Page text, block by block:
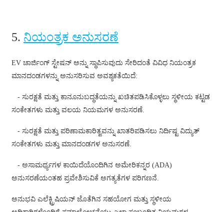
Türkçe
հայերեն
Kurmancî
O'zbek
5. ನಿಯಂತ್ರಕ ಅನುಸರಣೆ
EV ಚಾರ್ಜಿಂಗ್ ಸ್ಟೇಷನ್ ಅನ್ನು ಸ್ಥಾಪಿಸುವುದು ಸೇರಿದಂತೆ ವಿವಿಧ ನಿಯಂತ್ರಕ
ಮಾನದಂಡಗಳನ್ನು ಅನುಸರಿಸುವ ಅವಶ್ಯಕತೆಯಿದೆ:
- ಸುರಕ್ಷತೆ ಮತ್ತು ಕಾನೂನುಬದ್ಧತೆಯನ್ನು ಖಚಿತಪಡಿಸಿಕೊಳ್ಳಲು ಸ್ಥಳೀಯ ಕಟ್ಟಡ
ಸಂಕೇತಗಳು ಮತ್ತು ವಲಯ ನಿಯಮಗಳ ಅನುಸರಣೆ.
- ಸುರಕ್ಷತೆ ಮತ್ತು ಪರಿಣಾಮಕಾರಿತ್ವವನ್ನು ಖಾತರಿಪಡಿಸಲು ನಿರ್ದಿಷ್ಟ ವಿದ್ಯುತ್
ಸಂಕೇತಗಳು ಮತ್ತು ಮಾನದಂಡಗಳ ಅನುಸರಣೆ.
- ಅಸಾಮರ್ಥ್ಯಗಳ ಕಾಯಿದೆಯೊಂದಿಗಿನ ಅಮೇರಿಕನ್ನರ (ADA)
ಅನುಸರಣೆಯಂತಹ ಪ್ರವೇಶಿಸುವಿಕೆ ಅಗತ್ಯತೆಗಳ ಪರಿಗಣನೆ.
ಅನುಭವಿ ಎಲೆಕ್ಟ್ರಿಷಿಯನ್ ಜೊತೆಗಿನ ಸಹಯೋಗ ಮತ್ತು ಸ್ಥಳೀಯ